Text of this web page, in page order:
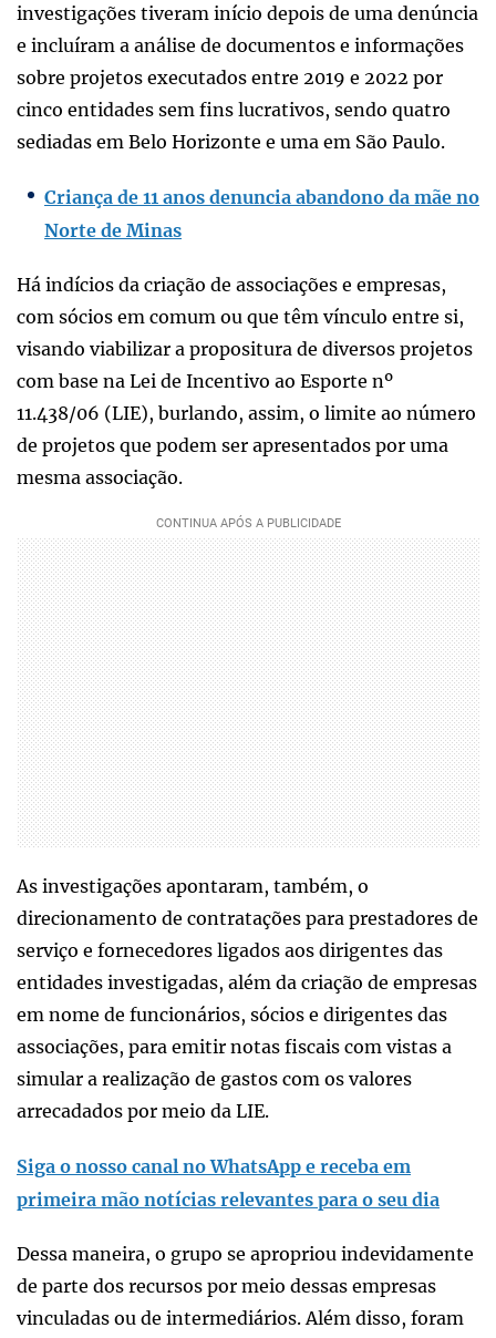
investigações tiveram início depois de uma denúncia
e incluíram a análise de documentos e informações
sobre projetos executados entre 2019 e 2022 por
cinco entidades sem fins lucrativos, sendo quatro
sediadas em Belo Horizonte e uma em São Paulo.
Criança de 11 anos denuncia abandono da mãe no
Norte de Minas
Há indícios da criação de associações e empresas,
com sócios em comum ou que têm vínculo entre si,
visando viabilizar a propositura de diversos projetos
com base na Lei de Incentivo ao Esporte nº
11.438/06 (LIE), burlando, assim, o limite ao número
de projetos que podem ser apresentados por uma
mesma associação.
As investigações apontaram, também, o
direcionamento de contratações para prestadores de
serviço e fornecedores ligados aos dirigentes das
entidades investigadas, além da criação de empresas
em nome de funcionários, sócios e dirigentes das
associações, para emitir notas fiscais com vistas a
simular a realização de gastos com os valores
arrecadados por meio da LIE.
Siga o nosso canal no WhatsApp e receba em
primeira mão notícias relevantes para o seu dia
Dessa maneira, o grupo se apropriou indevidamente
de parte dos recursos por meio dessas empresas
vinculadas ou de intermediários. Além disso, foram